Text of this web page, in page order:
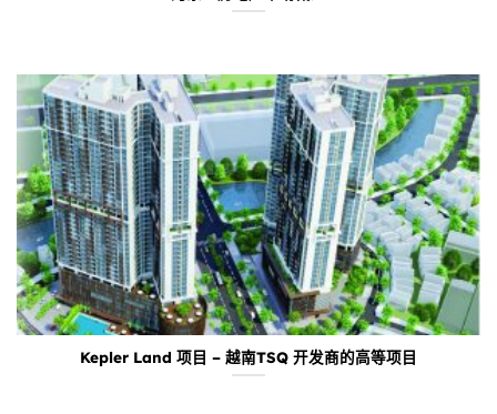
Kepler Land 项目 – 越南TSQ 开发商的高等项目